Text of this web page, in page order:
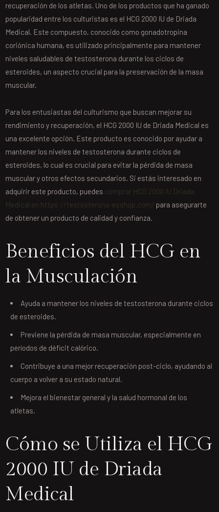
recuperación de los atletas. Uno de los productos que ha ganado
popularidad entre los culturistas es el HCG 2000 IU de Driada
Medical. Este compuesto, conocido como gonadotropina
coriónica humana, es utilizado principalmente para mantener
niveles saludables de testosterona durante los ciclos de
esteroides, un aspecto crucial para la preservación de la masa
muscular.
Para los entusiastas del culturismo que buscan mejorar su
rendimiento y recuperación, el HCG 2000 IU de Driada Medical es
una excelente opción. Este producto es conocido por ayudar a
mantener los niveles de testosterona durante ciclos de
esteroides, lo cual es crucial para evitar la pérdida de masa
muscular y otros efectos secundarios. Si estás interesado en
adquirir este producto, puedes comprar HCG 2000 IU Driada
Medical en https://testosterona-esshop.com/ para asegurarte
de obtener un producto de calidad y confianza.
Beneficios del HCG en
la Musculación
Ayuda a mantener los niveles de testosterona durante ciclos
de esteroides.
Previene la pérdida de masa muscular, especialmente en
períodos de déficit calórico.
Contribuye a una mejor recuperación post-ciclo, ayudando al
cuerpo a volver a su estado natural.
Mejora el bienestar general y la salud hormonal de los
atletas.
Cómo se Utiliza el HCG
2000 IU de Driada
Medical